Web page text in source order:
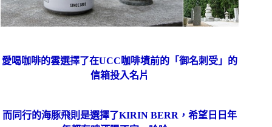
愛喝咖啡的雲選擇了在UCC咖啡墳前的「御名刺受」的
信箱投入名片
而同行的海豚飛則是選擇了KIRIN BERR，希望日日年